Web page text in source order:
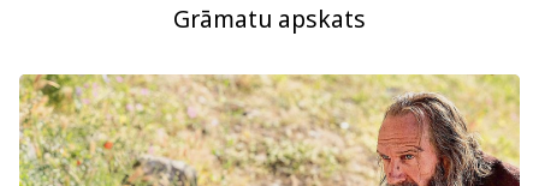
Grāmatu apskats